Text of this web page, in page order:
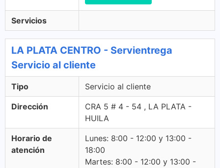
Servicios
LA PLATA CENTRO - Servientrega
Servicio al cliente
Tipo Servicio al cliente
Dirección
CRA 5 # 4 - 54 , LA PLATA -
HUILA
Horario de
atención
Lunes: 8:00 - 12:00 y 13:00 -
18:00
Martes: 8:00 - 12:00 y 13:00 -